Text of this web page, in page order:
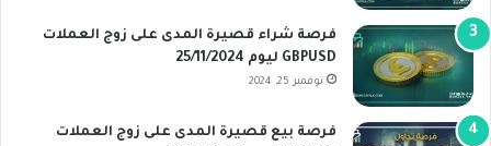
فرصة شراء قصيرة المدى على زوج العملات
GBPUSD ليوم 25/11/2024
نوفمبر 25, 2024
فرصة بيع قصيرة المدى على زوج العملات